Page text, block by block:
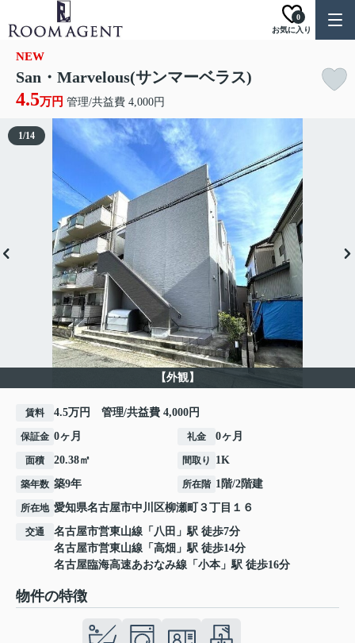
お気に入り
0
NEW
San・Marvelous(サンマーベラス)
4.5万円 管理/共益費 4,000円
【外観】
1/14
賃料 4.5万円 管理/共益費 4,000円
保証金 0ヶ月 礼金 0ヶ月
面積 20.38㎡ 間取り 1K
築年数 築9年 所在階 1階/2階建
所在地 愛知県名古屋市中川区柳瀬町 ３丁目１６
交通 名古屋市営東山線 「 八田 」駅 徒歩7分
名古屋市営東山線 「 高畑 」駅 徒歩14分
名古屋臨海高速あおなみ線 「 小本 」駅 徒歩16分
物件の特徴